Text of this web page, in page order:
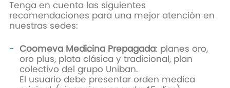
Tenga en cuenta las siguientes
recomendaciones para una mejor atención en
nuestras sedes:
Coomeva Medicina Prepagada: planes oro,
oro plus, plata clásica y tradicional, plan
colectivo del grupo Uniban.
El usuario debe presentar orden medica